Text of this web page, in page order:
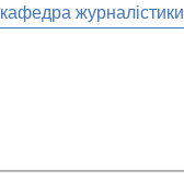
кафедра журналістики